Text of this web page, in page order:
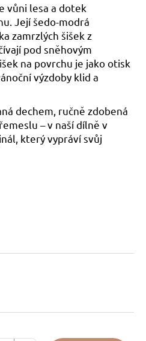
vůni lesa a dotek
Její šedo-modrá
zamrzlých šišek z
pod sněhovým
na povrchu je jako otisk
výzdoby klid a
dechem, ručně zdobená
– v naší dílně v
který vypráví svůj